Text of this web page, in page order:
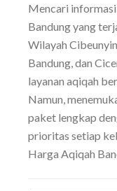
Mencari
Bandung yang
Wilayah
Bandung, dan
layanan aqiqah
Namun,
paket lengkap
prioritas setiap
Harga Aqiqah